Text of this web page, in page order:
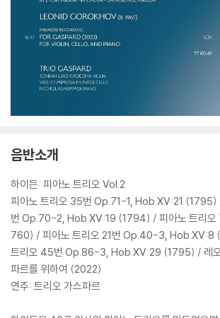
음반소개
하이든: 피아노 트리오 Vol.2
피아노 트리오 35번 Op.71-1, Hob.XV:21 (1795)
번 Op.70-2, Hob.XV:19 (1794) / 피아노 트리오
760) / 피아노 트리오 21번 Op.40-3,
트리오 45번 Op.86-3, Hob.XV:29 (1795) / 레오
파르를 위하여 (2022)
연주: 트리오 가스파르